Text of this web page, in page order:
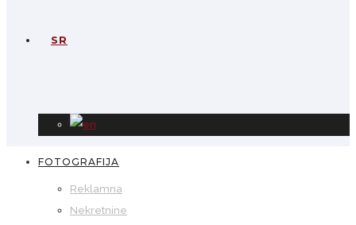
FOTOGRAFIJA
Reklamna
Nekretnine